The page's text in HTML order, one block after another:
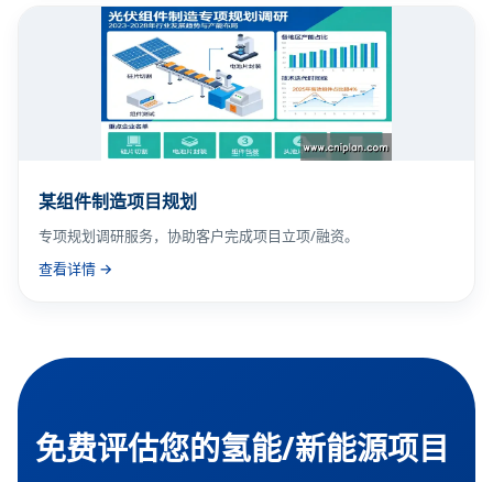
某组件制造项目规划
专项规划调研服务，协助客户完成项目立项/融资。
查看详情 →
免费评估您的氢能/新能源项目